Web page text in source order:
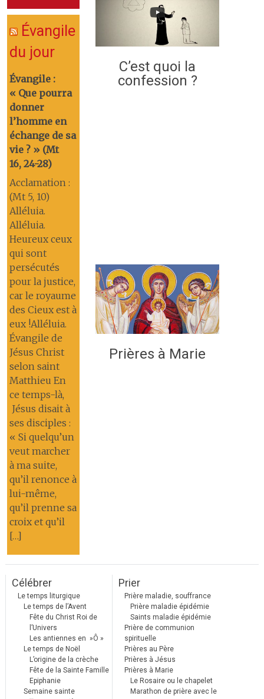
Évangile
du jour
Évangile :
« Que pourra
donner
l’homme en
échange de sa
vie ? » (Mt
16, 24-28)
Acclamation :
(Mt 5, 10)
Alléluia.
Alléluia.
Heureux ceux
qui sont
persécutés
pour la justice,
car le royaume
des Cieux est à
eux !Alléluia.
Évangile de
Jésus Christ
selon saint
Matthieu En
ce temps-là,
Jésus disait à
ses disciples :
« Si quelqu’un
veut marcher
à ma suite,
qu’il renonce à
lui-même,
qu’il prenne sa
croix et qu’il
[…]
C’est quoi la
confession ?
Prières à Marie
Célébrer
Le temps liturgique
Le temps de l’Avent
Fête du Christ Roi de
l’Univers
Les antiennes en »Ô »
Le temps de Noël
L’origine de la crèche
Fête de la Sainte Famille
Epiphanie
Semaine sainte
Prier
Prière maladie, souffrance
Prière maladie épidémie
Saints maladie épidémie
Prière de communion
spirituelle
Prières au Père
Prières à Jésus
Prières à Marie
Le Rosaire ou le chapelet
Marathon de prière avec le